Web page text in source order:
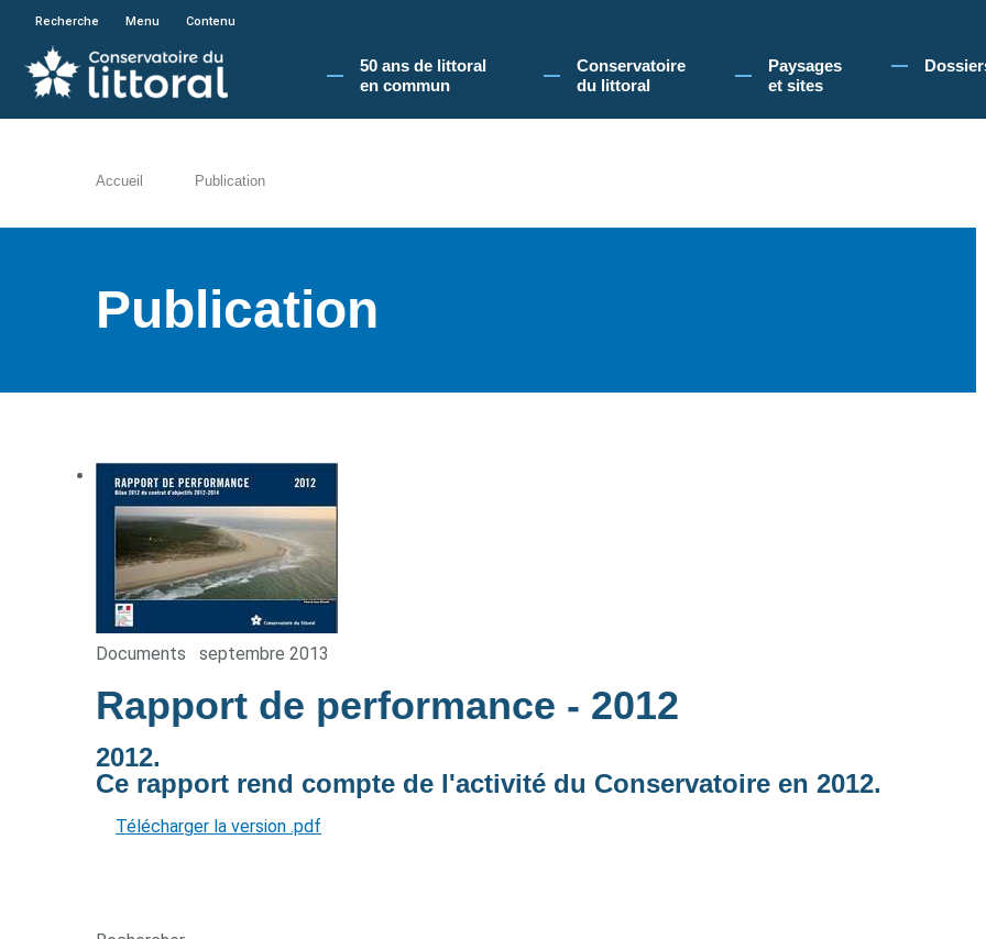
En poursuivant votre navigation sur le site du Conservatoire du littoral, vous acceptez l'utilisation de cookies pour vous
Recherche Menu Contenu
50 ans de littoral
en commun​
Conservatoire
du littoral
Paysages
et sites
Accueil Publication
Publication
Documents septembre 2013
Rapport de performance - 2012
2012.
Ce rapport rend compte de l'activité du Conservatoire en 2012.
Télécharger la version .pdf